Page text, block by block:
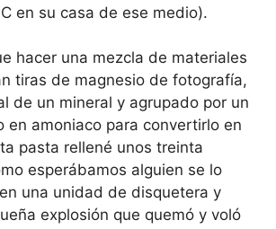
en su casa de ese medio).
hacer una mezcla de materiales
tiras de magnesio de fotografía,
de un mineral y agrupado por un
en amoniaco para convertirlo en
pasta rellené unos treinta
esperábamos alguien se lo
una unidad de disquetera y
explosión que quemó y voló